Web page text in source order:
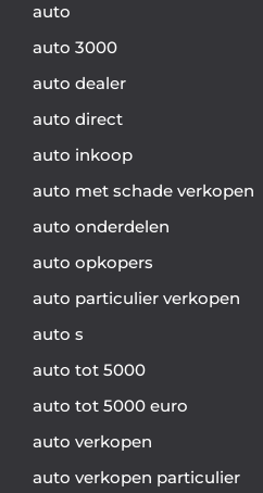
auto
auto 3000
auto dealer
auto direct
auto inkoop
auto met schade verkopen
auto onderdelen
auto opkopers
auto particulier verkopen
auto s
auto tot 5000
auto tot 5000 euro
auto verkopen
auto verkopen particulier